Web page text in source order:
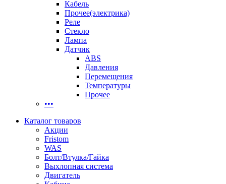
Кабель
Прочее(электрика)
Реле
Стекло
Лампа
Датчик
ABS
Давления
Перемещения
Температуры
Прочее
•••
Каталог товаров
Акции
Fristom
WAS
Болт/Втулка/Гайка
Выхлопная система
Двигатель